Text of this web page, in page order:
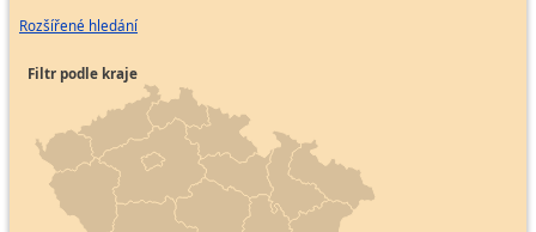
Rozšířené hledání
Filtr podle kraje